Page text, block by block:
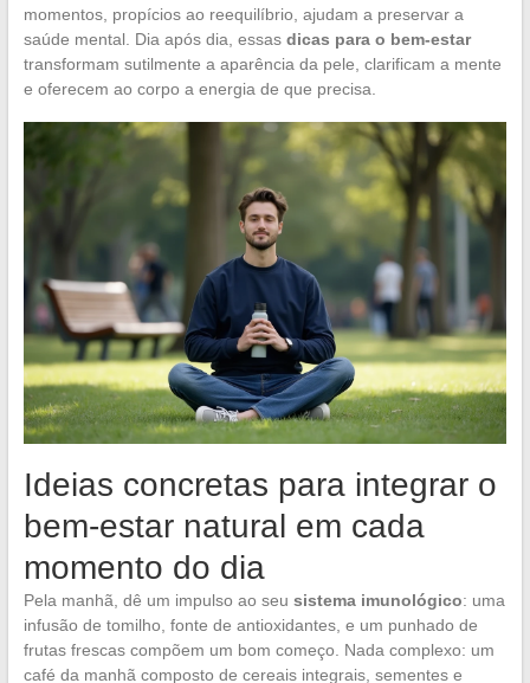
momentos, propícios ao reequilíbrio, ajudam a preservar a
saúde mental. Dia após dia, essas dicas para o bem-estar
transformam sutilmente a aparência da pele, clarificam a mente
e oferecem ao corpo a energia de que precisa.
Ideias concretas para integrar o
bem-estar natural em cada
momento do dia
Pela manhã, dê um impulso ao seu sistema imunológico: uma
infusão de tomilho, fonte de antioxidantes, e um punhado de
frutas frescas compõem um bom começo. Nada complexo: um
café da manhã composto de cereais integrais, sementes e